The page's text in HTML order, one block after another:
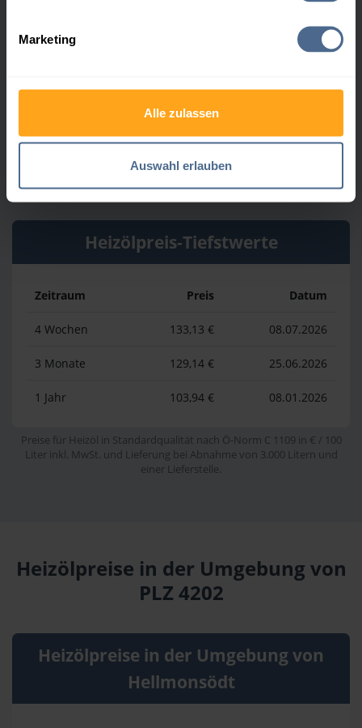
Marketing
Alle zulassen
Auswahl erlauben
3 Monate 161,13 € 09.05.2026
196,23 €
Heizölpreis-Tiefstwerte
Zeitraum Preis Datum
4 Wochen 133,13 € 08.07.2026
3 Monate 129,14 € 25.06.2026
1 Jahr 103,94 € 08.01.2026
Preise für Heizöl in Standardqualität nach Ö-Norm C 1109 in € / 100
Liter inkl. MwSt. und Lieferung bei Abnahme von 3.000 Litern und
einer Lieferstelle.
Heizölpreise in der Umgebung von
PLZ 4202
Heizölpreise in der Umgebung von
Hellmonsödt